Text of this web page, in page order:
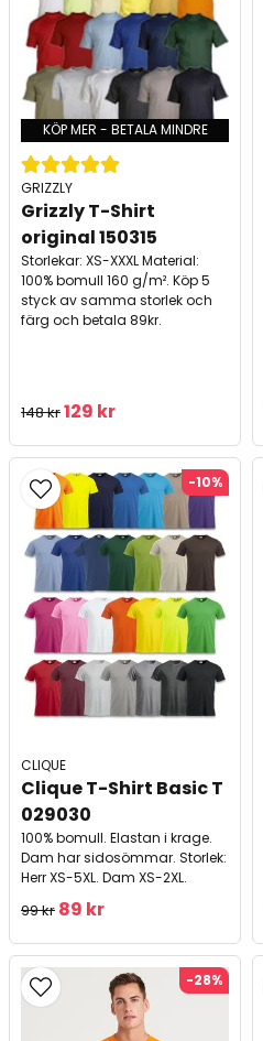
KÖP MER - BETALA MINDRE
GRIZZLY
Grizzly T-Shirt
original 150315
Storlekar: XS-XXXL Material:
100% bomull 160 g/m². Köp 5
styck av samma storlek och
färg och betala 89kr.
148 kr129 kr
CLIQUE
Clique T-Shirt Basic T
029030
100% bomull. Elastan i krage.
Dam har sidosömmar. Storlek:
Herr XS-5XL. Dam XS-2XL.
99 kr 89 kr
-10%
-28%